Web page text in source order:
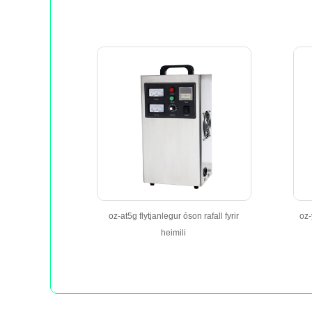
oz-at5g flytjanlegur óson rafall fyrir
heimili